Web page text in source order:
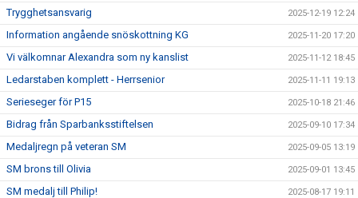
Trygghetsansvarig 2025-12-19 12:24
Information angående snöskottning KG 2025-11-20 17:20
Vi välkomnar Alexandra som ny kanslist 2025-11-12 18:45
Ledarstaben komplett - Herrsenior 2025-11-11 19:13
Serieseger för P15 2025-10-18 21:46
Bidrag från Sparbanksstiftelsen 2025-09-10 17:34
Medaljregn på veteran SM 2025-09-05 13:19
SM brons till Olivia 2025-09-01 13:45
SM medalj till Philip! 2025-08-17 19:11